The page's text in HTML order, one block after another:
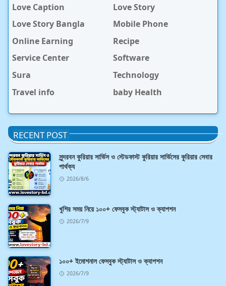
Love Caption
Love Story
Love Story Bangla
Mobile Phone
Online Earning
Recipe
Service Center
Software
Sura
Technology
Travel info
baby Health
RECENT POST
সুন্দরবন কুরিয়ার সার্ভিস ও স্টেডফাস্ট কুরিয়ার সার্ভিসের কুরিয়ার সেবার
পার্থক্য
2026/8/6
খুশির সময় নিয়ে ১০০+ ফেসবুক স্ট্যাটাস ও ক্যাপশন
2026/7/9
১০০+ ইমোশনাল ফেসবুক স্ট্যাটাস ও ক্যাপশন
2026/7/9